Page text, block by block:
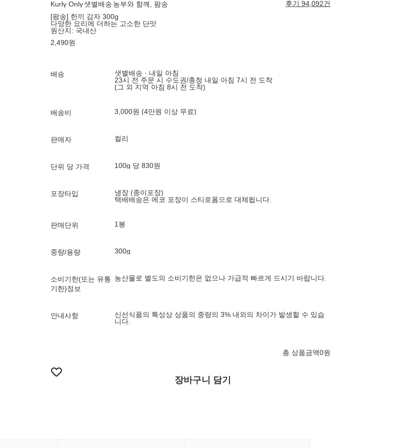
Kurly Only샛별배송 농부와 함께, 팜송
후기 94,092건
[팜송] 한끼 감자 300g
다양한 요리에 더하는 고소한 단맛
원산지: 국내산
2,490원
배송
샛별배송 · 내일 아침
23시 전 주문 시 수도권/충청 내일 아침 7시 전 도착
(그 외 지역 아침 8시 전 도착)
배송비 3,000원 (4만원 이상 무료)
판매자 컬리
단위 당 가격 100g 당 830원
포장타입
냉장 (종이포장)
택배배송은 에코 포장이 스티로폼으로 대체됩니다.
판매단위 1봉
중량/용량 300g
소비기한(또는 유통
기한)정보
농산물로 별도의 소비기한은 없으나 가급적 빠르게 드시기 바랍니다.
안내사항
신선식품의 특성상 상품의 중량의 3% 내외의 차이가 발생할 수 있습
니다.
총 상품금액0원
장바구니 담기